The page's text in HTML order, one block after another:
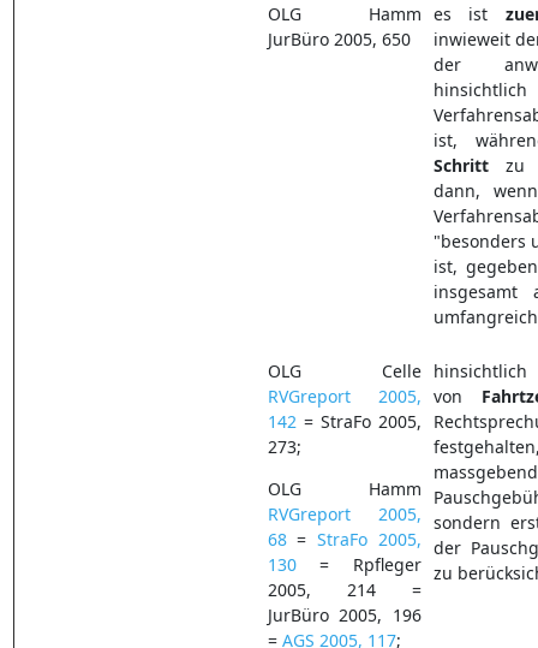
OLG Hamm
JurBüro 2005, 650
es ist
inwieweit
der
ist,
Schrittzu
dann,
"besonders
ist,
insgesamt
OLG Celle
RVGreport 2005,
142 = StraFo 2005,
273;
OLG Hamm
RVGreport 2005,
68= StraFo 2005,
130= Rpfleger
2005, 214 =
JurBüro 2005, 196
= AGS 2005, 117;
hinsichtlich
von
sondern
der
zu